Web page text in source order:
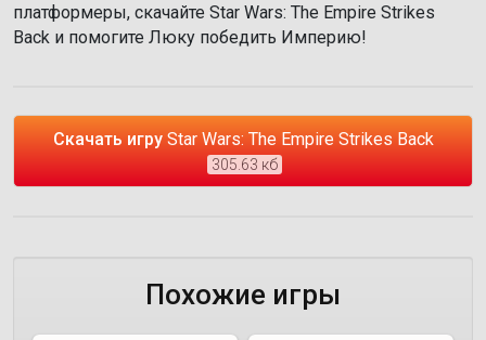
платформеры, скачайте Star Wars: The Empire Strikes
Back и помогите Люку победить Империю!
Скачать игруStar Wars: The Empire Strikes Back
305.63 кб
Похожие игры